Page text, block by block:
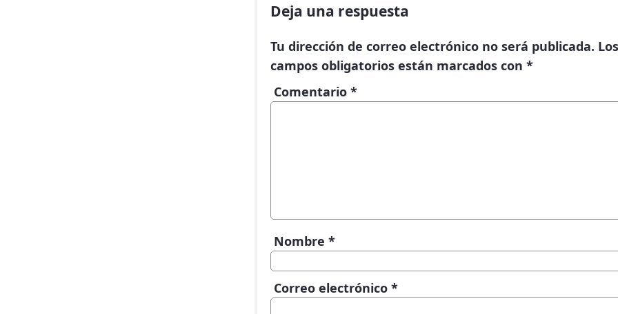
Deja una respuesta
Tu dirección de correo electrónico no será publicada. Los
campos obligatorios están marcados con *
Comentario *
Nombre *
Correo electrónico *